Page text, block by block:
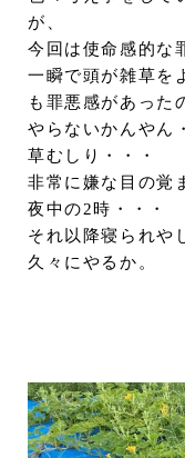
が、
今回は使命感的な
一瞬で頭が雑草を
も罪悪感があった
やらないかんやん
草むしり・・・
非常に嫌な目の覚
夜中の2時・・・
それ以降寝られや
久々にやるか。